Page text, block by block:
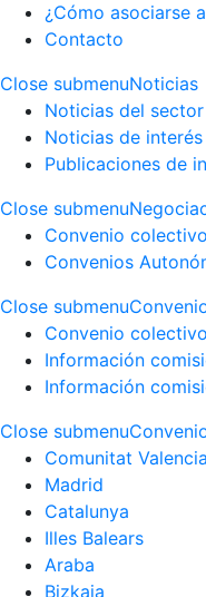
¿Cómo asociarse
Contacto
Close submenuNoticias
Noticias del sector
Noticias de interés
Publicaciones de
Close submenu
Convenio
Convenios
Close submenu
Convenio
Información
Información
Close submenu
Comunitat
Madrid
Catalunya
Illes Balears
Araba
Bizkaia